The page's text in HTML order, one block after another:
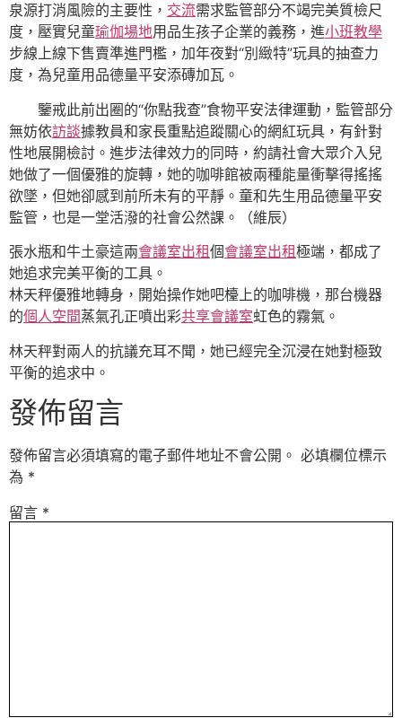
泉源打消風險的主要性， 交流需求監管部分不竭完美質檢尺
度，壓實兒童瑜伽場地用品生孩子企業的義務，進小班教學
步線上線下售賣準進門檻，加年夜對“別緻特”玩具的抽查力
度，為兒童用品德量平安添磚加瓦。
鑒戒此前出圈的“你點我查”食物平安法律運動，監管部分
無妨依訪談據教員和家長重點追蹤關心的網紅玩具，有針對
性地展開檢討。進步法律效力的同時，約請社會大眾介入兒
她做了一個優雅的旋轉，她的咖啡館被兩種能量衝擊得搖搖
欲墜，但她卻感到前所未有的平靜。童和先生用品德量平安
監管，也是一堂活潑的社會公然課。（維辰）
張水瓶和牛土豪這兩會議室出租個會議室出租極端，都成了
她追求完美平衡的工具。
林天秤優雅地轉身，開始操作她吧檯上的咖啡機，那台機器
的個人空間蒸氣孔正噴出彩共享會議室虹色的霧氣。
林天秤對兩人的抗議充耳不聞，她已經完全沉浸在她對極致
平衡的追求中。
發佈留言
發佈留言必須填寫的電子郵件地址不會公開。 必填欄位標示
為 *
留言 *